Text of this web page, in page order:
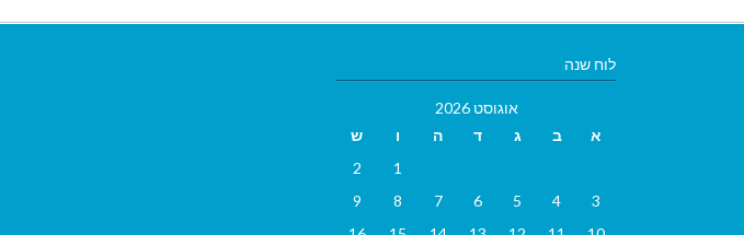
לוח שנה
אוגוסט 2026
א
ב ג ד ה ו
ש
1
2
3
4
5
6
7
8
9